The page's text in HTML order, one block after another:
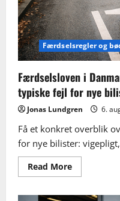
Færdselsregler og
Færdselsloven i
typiske fejl for nye
Jonas Lundgren 6.
Få et konkret overblik
for nye bilister:
Read MoreRead
more